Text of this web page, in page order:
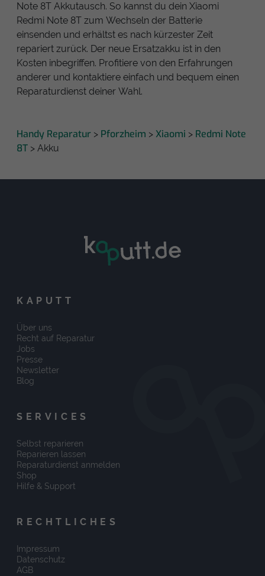
Note 8T Akkutausch. So kannst du dein Xiaomi
Redmi Note 8T zum Wechseln der Batterie
einsenden und erhältst es nach kürzester Zeit
repariert zurück. Der neue Ersatzakku ist in den
Kosten inbegriffen. Profitiere von den Erfahrungen
anderer und kontaktiere einfach und bequem einen
Reparaturdienst deiner Wahl.
Handy Reparatur > Pforzheim > Xiaomi > Redmi Note
8T > Akku
KAPUTT
Über uns
Recht auf Reparatur
Jobs
Presse
Newsletter
Blog
SERVICES
Selbst reparieren
Reparieren lassen
Reparaturdienst anmelden
Shop
Hilfe & Support
RECHTLICHES
Impressum
Datenschutz
AGB